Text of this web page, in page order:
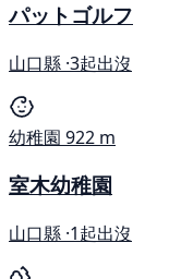
パットゴルフ
山口縣 ·3起出沒
幼稚園 922 m
室木幼稚園
山口縣 ·1起出沒